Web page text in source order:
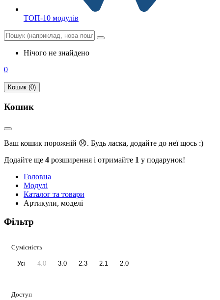
ТОП-10 модулів
Нічого не знайдено
0
Кошик (0)
Кошик
Ваш кошик порожній 😞. Будь ласка, додайте до неї щось :)
Додайте ще 4 розширення і отримайте 1 у подарунок!
Головна
Модулі
Каталог та товари
Артикули, моделі
Фільтр
Сумісність
Усі 4.0 3.0 2.3 2.1 2.0
Доступ